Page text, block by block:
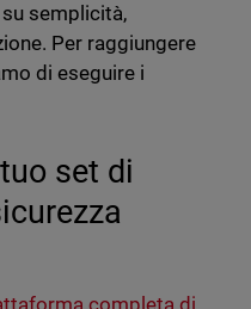
semplicità,
Per raggiungere
di eseguire i
set di